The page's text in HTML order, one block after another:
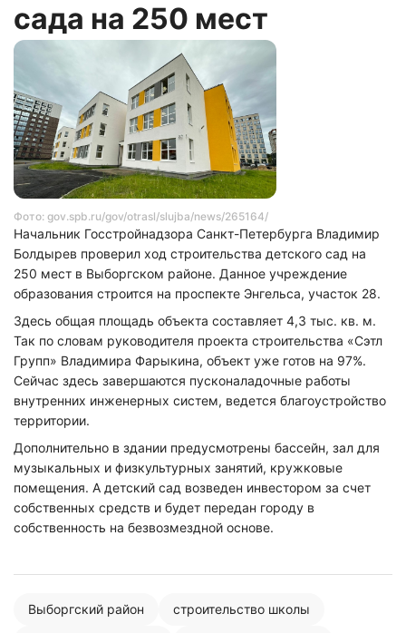
сада на 250 мест
Фото: gov.spb.ru/gov/otrasl/slujba/news/265164/
Начальник Госстройнадзора Санкт-Петербурга Владимир
Болдырев проверил ход строительства детского сад на
250 мест в Выборгском районе. Данное учреждение
образования строится на проспекте Энгельса, участок 28.
Здесь общая площадь объекта составляет 4,3 тыс. кв. м.
Так по словам руководителя проекта строительства «Сэтл
Групп» Владимира Фарыкина, объект уже готов на 97%.
Сейчас здесь завершаются пусконаладочные работы
внутренних инженерных систем, ведется благоустройство
территории.
Дополнительно в здании предусмотрены бассейн, зал для
музыкальных и физкультурных занятий, кружковые
помещения. А детский сад возведен инвестором за счет
собственных средств и будет передан городу в
собственность на безвозмездной основе.
Выборгский район строительство школы